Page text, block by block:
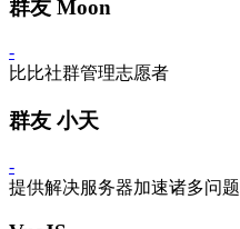
群友 Moon
-
比比社群管理志愿者
群友 小天
-
提供解决服务器加速诸多问题